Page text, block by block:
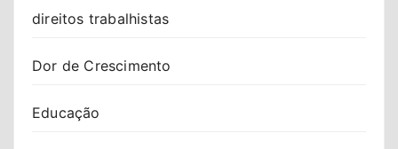
direitos trabalhistas
Dor de Crescimento
Educação